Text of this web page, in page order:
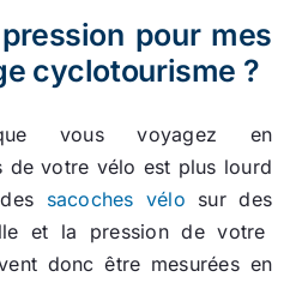
pour mes
cyclotourisme ?
vous voyagez en
de votre vélo est plus lourd
sacoches vélo sur des
et la pression de votre
donc être mesurées en